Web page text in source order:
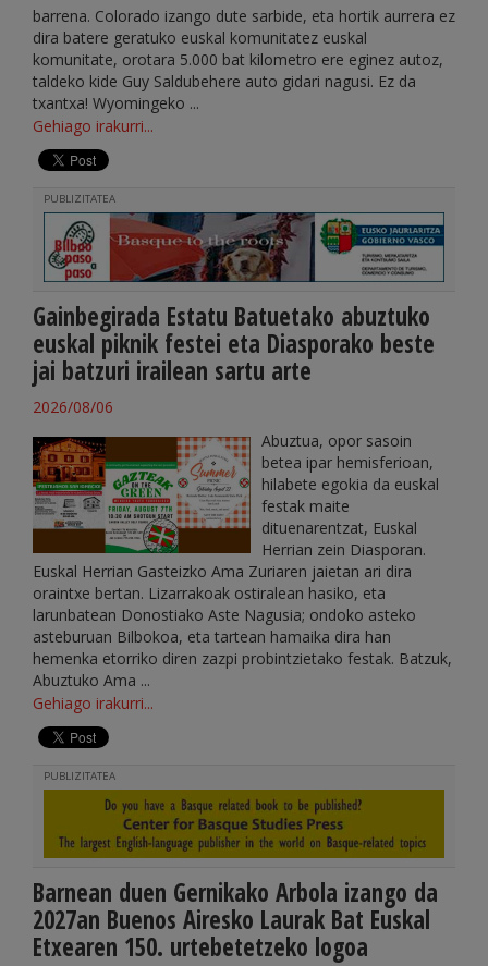
barrena. Colorado izango dute sarbide, eta hortik aurrera ez
dira batere geratuko euskal komunitatez euskal
komunitate, orotara 5.000 bat kilometro ere eginez autoz,
taldeko kide Guy Saldubehere auto gidari nagusi. Ez da
txantxa! Wyomingeko ...
Gehiago irakurri...
PUBLIZITATEA
Gainbegirada Estatu Batuetako abuztuko
euskal piknik festei eta Diasporako beste
jai batzuri irailean sartu arte
2026/08/06
Abuztua, opor sasoin
betea ipar hemisferioan,
hilabete egokia da euskal
festak maite
dituenarentzat, Euskal
Herrian zein Diasporan.
Euskal Herrian Gasteizko Ama Zuriaren jaietan ari dira
oraintxe bertan. Lizarrakoak ostiralean hasiko, eta
larunbatean Donostiako Aste Nagusia; ondoko asteko
asteburuan Bilbokoa, eta tartean hamaika dira han
hemenka etorriko diren zazpi probintzietako festak. Batzuk,
Abuztuko Ama ...
Gehiago irakurri...
PUBLIZITATEA
Barnean duen Gernikako Arbola izango da
2027an Buenos Airesko Laurak Bat Euskal
Etxearen 150. urtebetetzeko logoa